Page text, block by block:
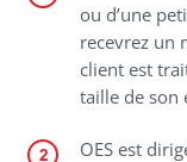
ou d’une
recevrez un
client est
taille de son
OES est